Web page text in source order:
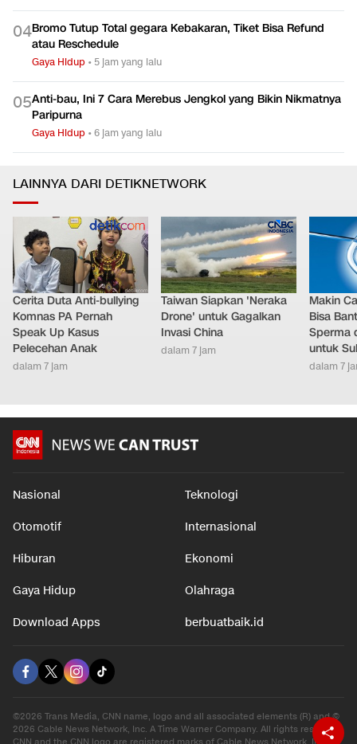
04Bromo Tutup Total gegara Kebakaran, Tiket Bisa Refund
atau Reschedule
Gaya Hidup • 5 jam yang lalu
05Anti-bau, Ini 7 Cara Merebus Jengkol yang Bikin Nikmatnya
Paripurna
Gaya Hidup •6 jam yang lalu
LAINNYA DARI DETIKNETWORK
Cerita Duta Anti-bullying
Komnas PA Pernah
Speak Up Kasus
Pelecehan Anak
dalam 7 jam
Taiwan Siapkan 'Neraka
Drone' untuk Gagalkan
Invasi China
dalam 7 jam
Makin
Bisa
Sperma
untuk
dalam 7
Nasional Teknologi
Otomotif Internasional
Hiburan Ekonomi
Gaya Hidup Olahraga
Download Apps berbuatbaik.id
©2026 Trans Media, CNN name, logo and all associated elements (R) and ©
2026 Cable News Network, Inc. A Time Warner Company. All rights reserved.